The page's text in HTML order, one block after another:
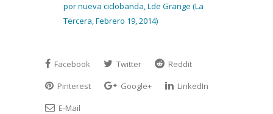
por nueva ciclobanda, Lde Grange (La
Tercera, Febrero 19, 2014)
Facebook Twitter
Reddit
Pinterest
Google+
LinkedIn
E-Mail